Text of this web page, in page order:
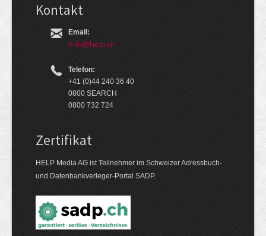
Kontakt
Email:
info@help.ch
Telefon:
+41 (0)44 240 36 40
0800 SEARCH
0800 732 724
Zertifikat
HELP Media AG ist Teilnehmer im Schweizer Adressbuch-
und Datenbankverleger-Portal SADP.